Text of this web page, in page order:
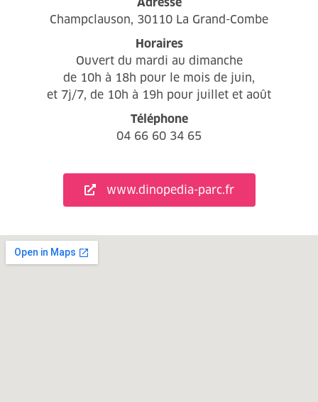
Champclauson, 30110 La Grand-Combe
Horaires
Ouvert du mardi au dimanche
de 10h à 18h pour le mois de juin,
et 7j/7, de 10h à 19h pour juillet et août
Téléphone
04 66 60 34 65
www.dinopedia-parc.fr